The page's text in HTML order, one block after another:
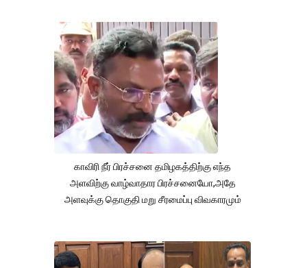
காவிரி நீர் பிரச்சனை தமிழகத்திற்கு எந்த
அளவிற்கு வாழ்வாதார பிரச்சனையோ,அதே
அளவுக்கு தொகுதி மறு சீரமைப்பு விவகாரமும்